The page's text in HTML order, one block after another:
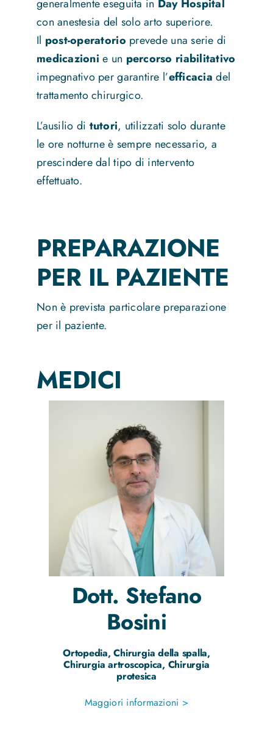
generalmente eseguita in Day Hospital
con anestesia del solo arto superiore.
Il post-operatorio prevede una serie di
medicazioni e un percorso riabilitativo
impegnativo per garantire l’efficacia del
trattamento chirurgico.
L’ausilio di tutori, utilizzati solo durante
le ore notturne è sempre necessario, a
prescindere dal tipo di intervento
effettuato.
PREPARAZIONE
PER IL PAZIENTE
Non è prevista particolare preparazione
per il paziente.
MEDICI
Dott. Stefano
Bosini
Ortopedia, Chirurgia della spalla,
Chirurgia artroscopica, Chirurgia
protesica
Maggiori informazioni >